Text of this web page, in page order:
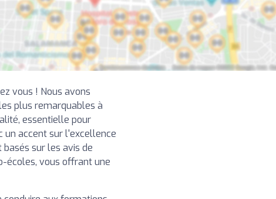
vous ! Nous avons
plus remarquables à
essentielle pour
un accent sur l'excellence
sur les avis de
écoles, vous offrant une